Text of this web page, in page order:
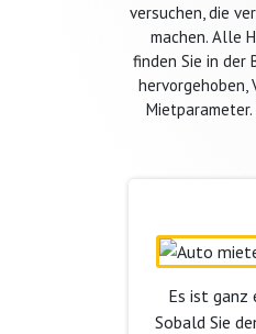
versuchen, die
machen. Alle
finden Sie in der
hervorgehoben,
Es ist ganz
Sobald Sie